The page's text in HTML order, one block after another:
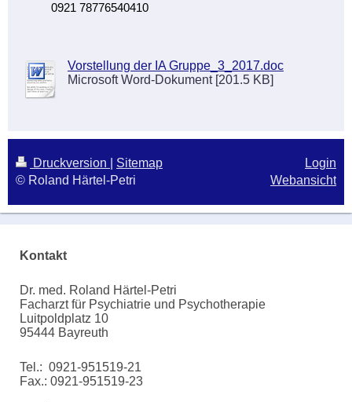
0921 78776540410
Vorstellung der IA Gruppe_3_2017.doc
Microsoft Word-Dokument [201.5 KB]
Druckversion
Sitemap
© Roland Härtel-Petri
Login
Webansicht
Kontakt
Dr. med. Roland Härtel-Petri
Facharzt für Psychiatrie und Psychotherapie
Luitpoldplatz 10
95444 Bayreuth
Tel.: 0921-951519-21
Fax.: 0921-951519-23